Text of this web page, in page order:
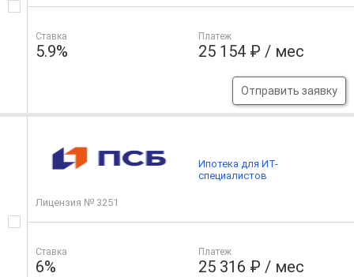
Ставка
5.9%
Платеж
25 154 ₽ / мес
Отправить заявку
Лицензия № 3251
Ставка
6%
Платеж
25 316 ₽ / мес
Ипотека для ИТ-
специалистов